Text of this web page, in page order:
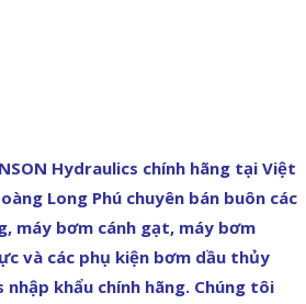
Hydraulics chính hãng tại Việt
Long Phú chuyên bán buôn các
máy bơm cánh gạt, máy bơm
và các phụ kiện bơm dầu thủy
nhập khẩu chính hãng. Chúng tôi